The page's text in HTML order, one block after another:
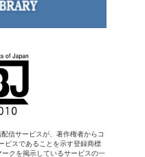
信サービスが、著作権者からコ
ビスであることを示す登録商標
クを掲示しているサービスの一